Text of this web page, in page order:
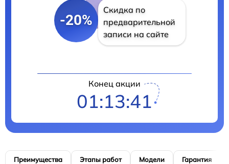
-20%
Скидка по
предварительной
записи на сайте
Конец акции
01:13:40
Преимущества Этапы работ Модели Гарантия